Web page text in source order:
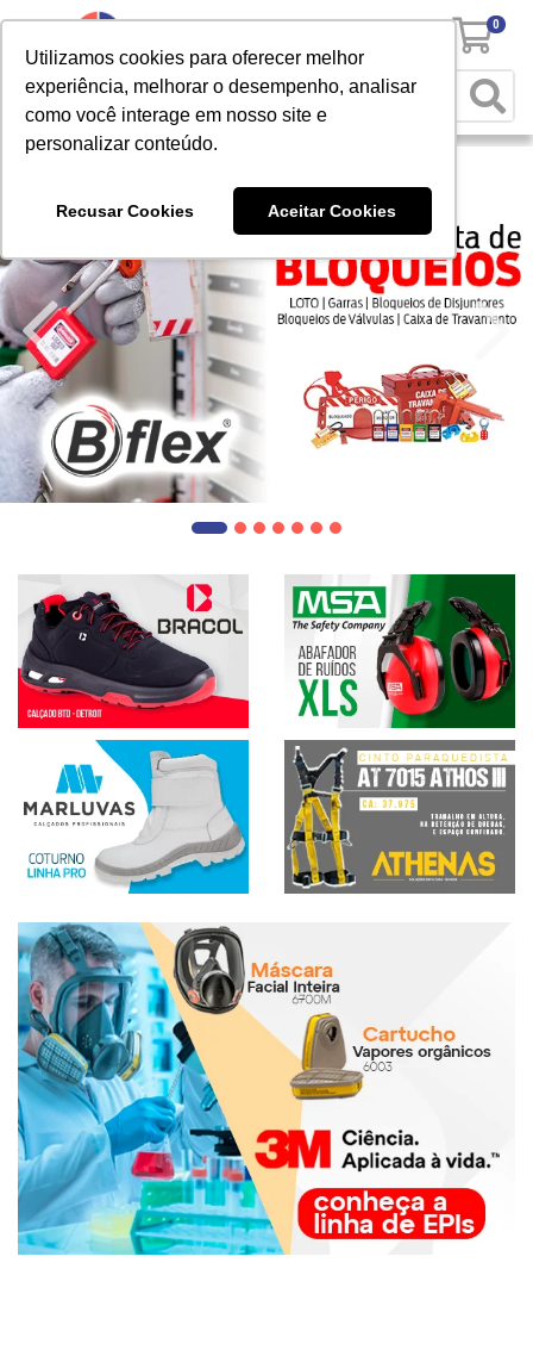
Utilizamos cookies para oferecer melhor
experiência, melhorar o desempenho, analisar
como você interage em nosso site e
personalizar conteúdo.
Recusar Cookies Aceitar Cookies
0